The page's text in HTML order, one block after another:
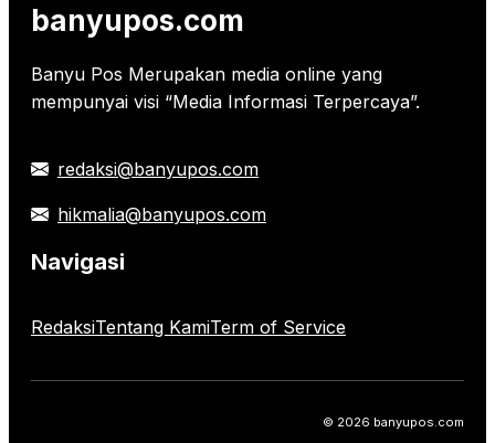
banyupos.com
Banyu Pos Merupakan media online yang
mempunyai visi “Media Informasi Terpercaya”.
redaksi@banyupos.com
hikmalia@banyupos.com
Navigasi
RedaksiTentang KamiTerm of Service
© 2026 banyupos.com